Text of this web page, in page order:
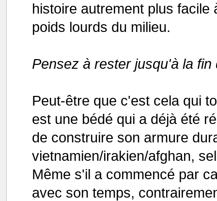
histoire autrement plus
poids lourds du milieu.
Pensez à rester jusqu'à la fin
Peut-être que c'est cela qui
est une bédé qui a déjà été
de construire son armure
vietnamien/irakien/afghan,
Même s'il a commencé par
avec son temps,